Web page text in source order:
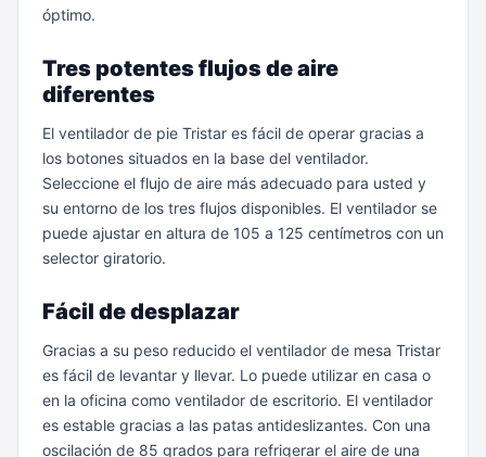
óptimo.
Tres potentes flujos de aire
diferentes
El ventilador de pie Tristar es fácil de operar gracias a
los botones situados en la base del ventilador.
Seleccione el flujo de aire más adecuado para usted y
su entorno de los tres flujos disponibles. El ventilador se
puede ajustar en altura de 105 a 125 centímetros con un
selector giratorio.
Fácil de desplazar
Gracias a su peso reducido el ventilador de mesa Tristar
es fácil de levantar y llevar. Lo puede utilizar en casa o
en la oficina como ventilador de escritorio. El ventilador
es estable gracias a las patas antideslizantes. Con una
oscilación de 85 grados para refrigerar el aire de una